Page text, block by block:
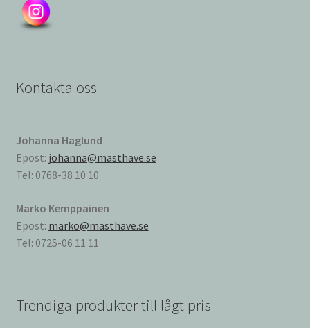
Kontakta oss
Johanna Haglund
Epost: johanna@masthave.se
Tel: 0768-38 10 10
Marko Kemppainen
Epost: marko@masthave.se
Tel: 0725-06 11 11
Trendiga produkter till lågt pris